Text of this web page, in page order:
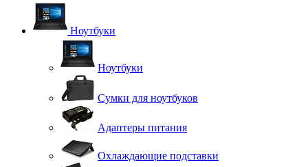
Ноутбуки
Ноутбуки
Сумки для ноутбуков
Адаптеры питания
Охлаждающие подставки